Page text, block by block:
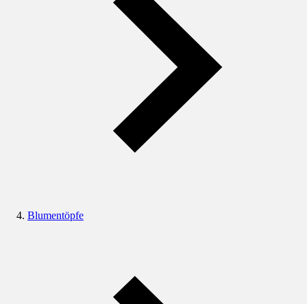
Blumentöpfe